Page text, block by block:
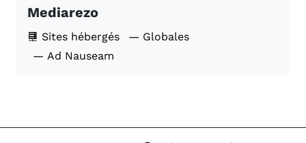
Mediarezo
Sites hébergés
— Globales
— Ad Nauseam